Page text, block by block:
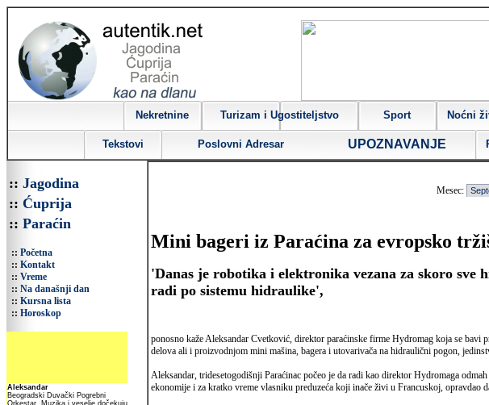
Nekretnine Turizam i Ugostiteljstvo Sport Noćni
Tekstovi Poslovni Adresar UPOZNAVANJE
:: Jagodina
:: Ćuprija
:: Paraćin
:: Početna
:: Kontakt
:: Vreme
:: Na današnji dan
:: Kursna lista
:: Horoskop
Mesec:
Mini bageri iz Paraćina za evropsko
'Danas je robotika i elektronika vezana za skoro sve
radi po sistemu hidraulike',
ponosno kaže Aleksandar Cvetković, direktor paraćinske firme Hydromag koja se bavi
delova ali i proizvodnjom mini mašina, bagera i utovarivača na hidraulični pogon,
Aleksandar, tridesetogodišnji Paraćinac počeo je da radi kao direktor Hydromaga
ekonomije i za kratko vreme vlasniku preduzeća koji inače živi u Francuskoj, opravdao